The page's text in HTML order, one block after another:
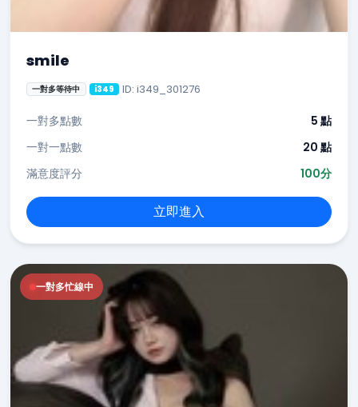
smile
一對多等待中 i349 ID: i349_301276
一對多點數
5 點
一對一點數
20 點
滿意度評分
100分
立即進入
一對多忙線中